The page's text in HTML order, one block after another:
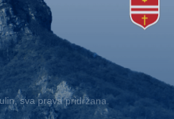
sva prava pridržana.